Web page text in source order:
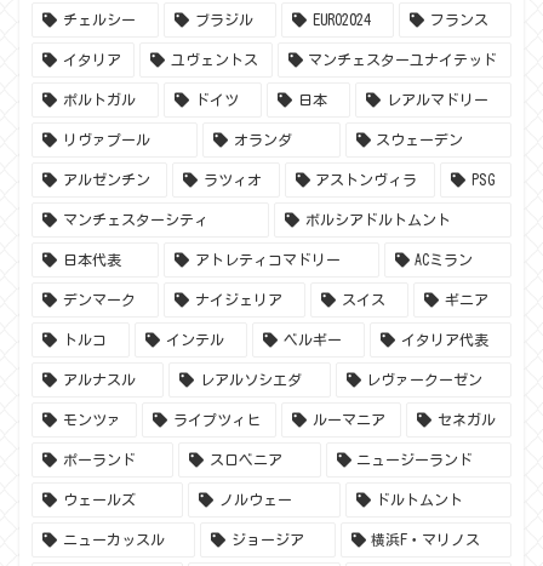
チェルシー ブラジル EURO2024 フランス
イタリア ユヴェントス マンチェスターユナイテッド
ポルトガル ドイツ 日本 レアルマドリー
リヴァプール オランダ スウェーデン
アルゼンチン ラツィオ アストンヴィラ PSG
マンチェスターシティ ボルシアドルトムント
日本代表 アトレティコマドリー ACミラン
デンマーク ナイジェリア スイス ギニア
トルコ インテル ベルギー イタリア代表
アルナスル レアルソシエダ レヴァークーゼン
モンツァ ライプツィヒ ルーマニア セネガル
ポーランド スロベニア ニュージーランド
ウェールズ ノルウェー ドルトムント
ニューカッスル ジョージア 横浜F・マリノス